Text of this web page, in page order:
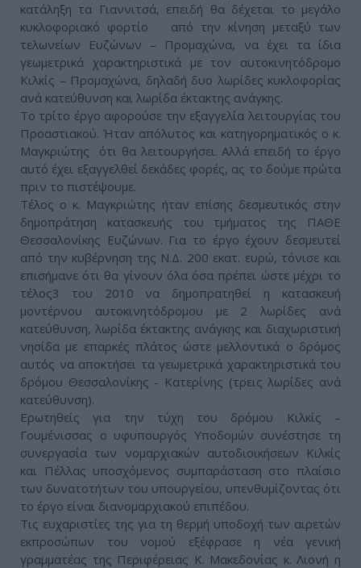
κατάληξη τα Γιαννιτσά, επειδή θα δέχεται το μεγάλο
κυκλοφοριακό φορτίο από την κίνηση μεταξύ των
τελωνείων Ευζώνων – Προμαχώνα, να έχει τα ίδια
γεωμετρικά χαρακτηριστικά με τον αυτοκινητόδρομο
Κιλκίς – Προμαχώνα, δηλαδή δυο λωρίδες κυκλοφορίας
ανά κατεύθυνση και λωρίδα έκτακτης ανάγκης.
Το τρίτο έργο αφορούσε την εξαγγελία λειτουργίας του
Προαστιακού. Ήταν απόλυτος και κατηγορηματικός ο κ.
Μαγκριώτης ότι θα λειτουργήσει. Αλλά επειδή το έργο
αυτό έχει εξαγγελθεί δεκάδες φορές, ας το δούμε πρώτα
πριν το πιστέψουμε.
Τέλος ο κ. Μαγκριώτης ήταν επίσης δεσμευτικός στην
δημοπράτηση κατασκευής του τμήματος της ΠΑΘΕ
Θεσσαλονίκης Ευζώνων. Για το έργο έχουν δεσμευτεί
από την κυβέρνηση της Ν.Δ. 200 εκατ. ευρώ, τόνισε και
επισήμανε ότι θα γίνουν όλα όσα πρέπει ώστε μέχρι το
τέλος3 του 2010 να δημοπρατηθεί η κατασκευή
μοντέρνου αυτοκινητόδρομου με 2 λωρίδες ανά
κατεύθυνση, λωρίδα έκτακτης ανάγκης και διαχωριστική
νησίδα με επαρκές πλάτος ώστε μελλοντικά ο δρόμος
αυτός να αποκτήσει τα γεωμετρικά χαρακτηριστικά του
δρόμου Θεσσαλονίκης - Κατερίνης (τρεις λωρίδες ανά
κατεύθυνση).
Ερωτηθείς για την τύχη του δρόμου Κιλκίς –
Γουμένισσας ο υφυπουργός Υποδομών συνέστησε τη
συνεργασία των νομαρχιακών αυτοδιοικήσεων Κιλκίς
και Πέλλας υποσχόμενος συμπαράσταση στο πλαίσιο
των δυνατοτήτων του υπουργείου, υπενθυμίζοντας ότι
το έργο είναι διανομαρχιακού επιπέδου.
Τις ευχαριστίες της για τη θερμή υποδοχή των αιρετών
εκπροσώπων του νομού εξέφρασε η νέα γενική
γραμματέας της Περιφέρειας Κ. Μακεδονίας κ. Λιονή η